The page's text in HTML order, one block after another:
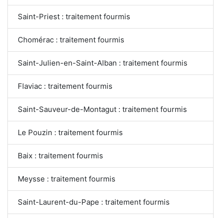
Saint-Priest : traitement fourmis
Chomérac : traitement fourmis
Saint-Julien-en-Saint-Alban : traitement fourmis
Flaviac : traitement fourmis
Saint-Sauveur-de-Montagut : traitement fourmis
Le Pouzin : traitement fourmis
Baix : traitement fourmis
Meysse : traitement fourmis
Saint-Laurent-du-Pape : traitement fourmis